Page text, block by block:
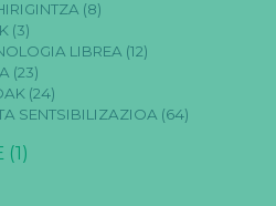
(8)
(3)
LIBREA (12)
(23)
(24)
SENTSIBILIZAZIOA (64)
(1)